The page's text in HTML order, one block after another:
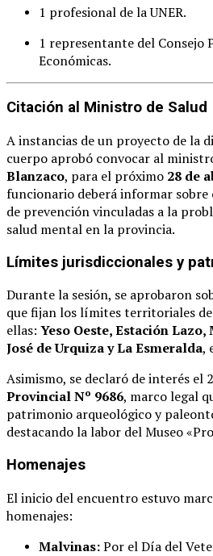
1 profesional de la UNER.
1 representante del Consejo
Económicas.
Citación al Ministro de Salud
A instancias de un proyecto de la
cuerpo aprobó convocar al
Blanzaco, para el próximo 28 de
funcionario deberá informar
de prevención vinculadas a la
salud mental en la provincia.
Límites jurisdiccionales y
Durante la sesión, se aprobaron
que fijan los límites territoriales
ellas: Yeso Oeste, Estación Lazo,
José de Urquiza y La Esmeralda,
Asimismo, se declaró de interés el
Provincial Nº 9686, marco legal
patrimonio arqueológico y
destacando la labor del Museo
Homenajes
El inicio del encuentro estuvo
homenajes:
Malvinas:Por el Día del